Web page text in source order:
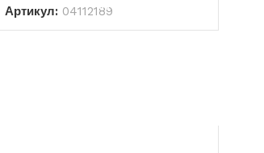
Артикул: 04112189